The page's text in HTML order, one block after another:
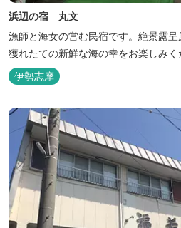
浜辺の宿 丸文
漁師と海女の営む民宿です。絶景露呈
獲れたての新鮮な海の幸をお楽しみく
伊勢志摩